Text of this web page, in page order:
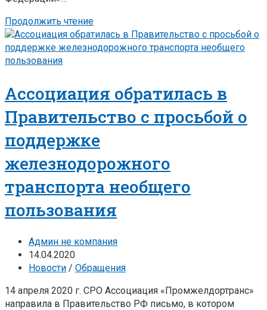
Продолжить чтение
Ассоциация обратилась в
Правительство с просьбой о
поддержке
железнодорожного
транспорта необщего
пользования
Админ не компания
14.04.2020
Новости / Обращения
14 апреля 2020 г. СРО Ассоциация «Промжелдортранс»
направила в Правительство РФ письмо, в котором